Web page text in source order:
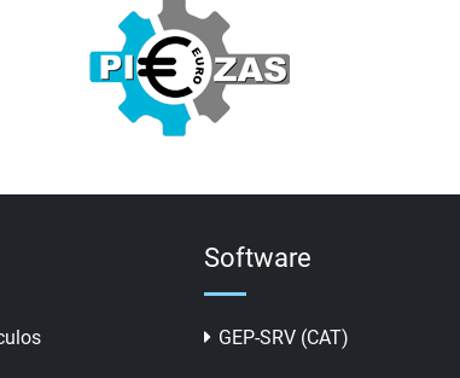
Software
GEP-SRV (CAT)